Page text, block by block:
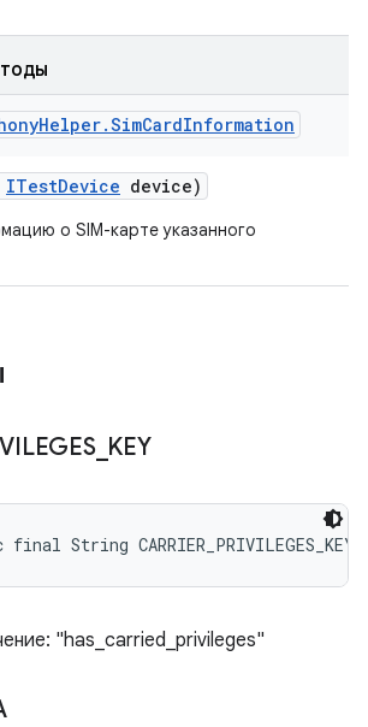
Helper.SimCardInformation
ITestDevice device)
о SIM-карте указанного
_ KEY
String CARRIER_PRIVILEGES_KEY
"has_carried_privileges"